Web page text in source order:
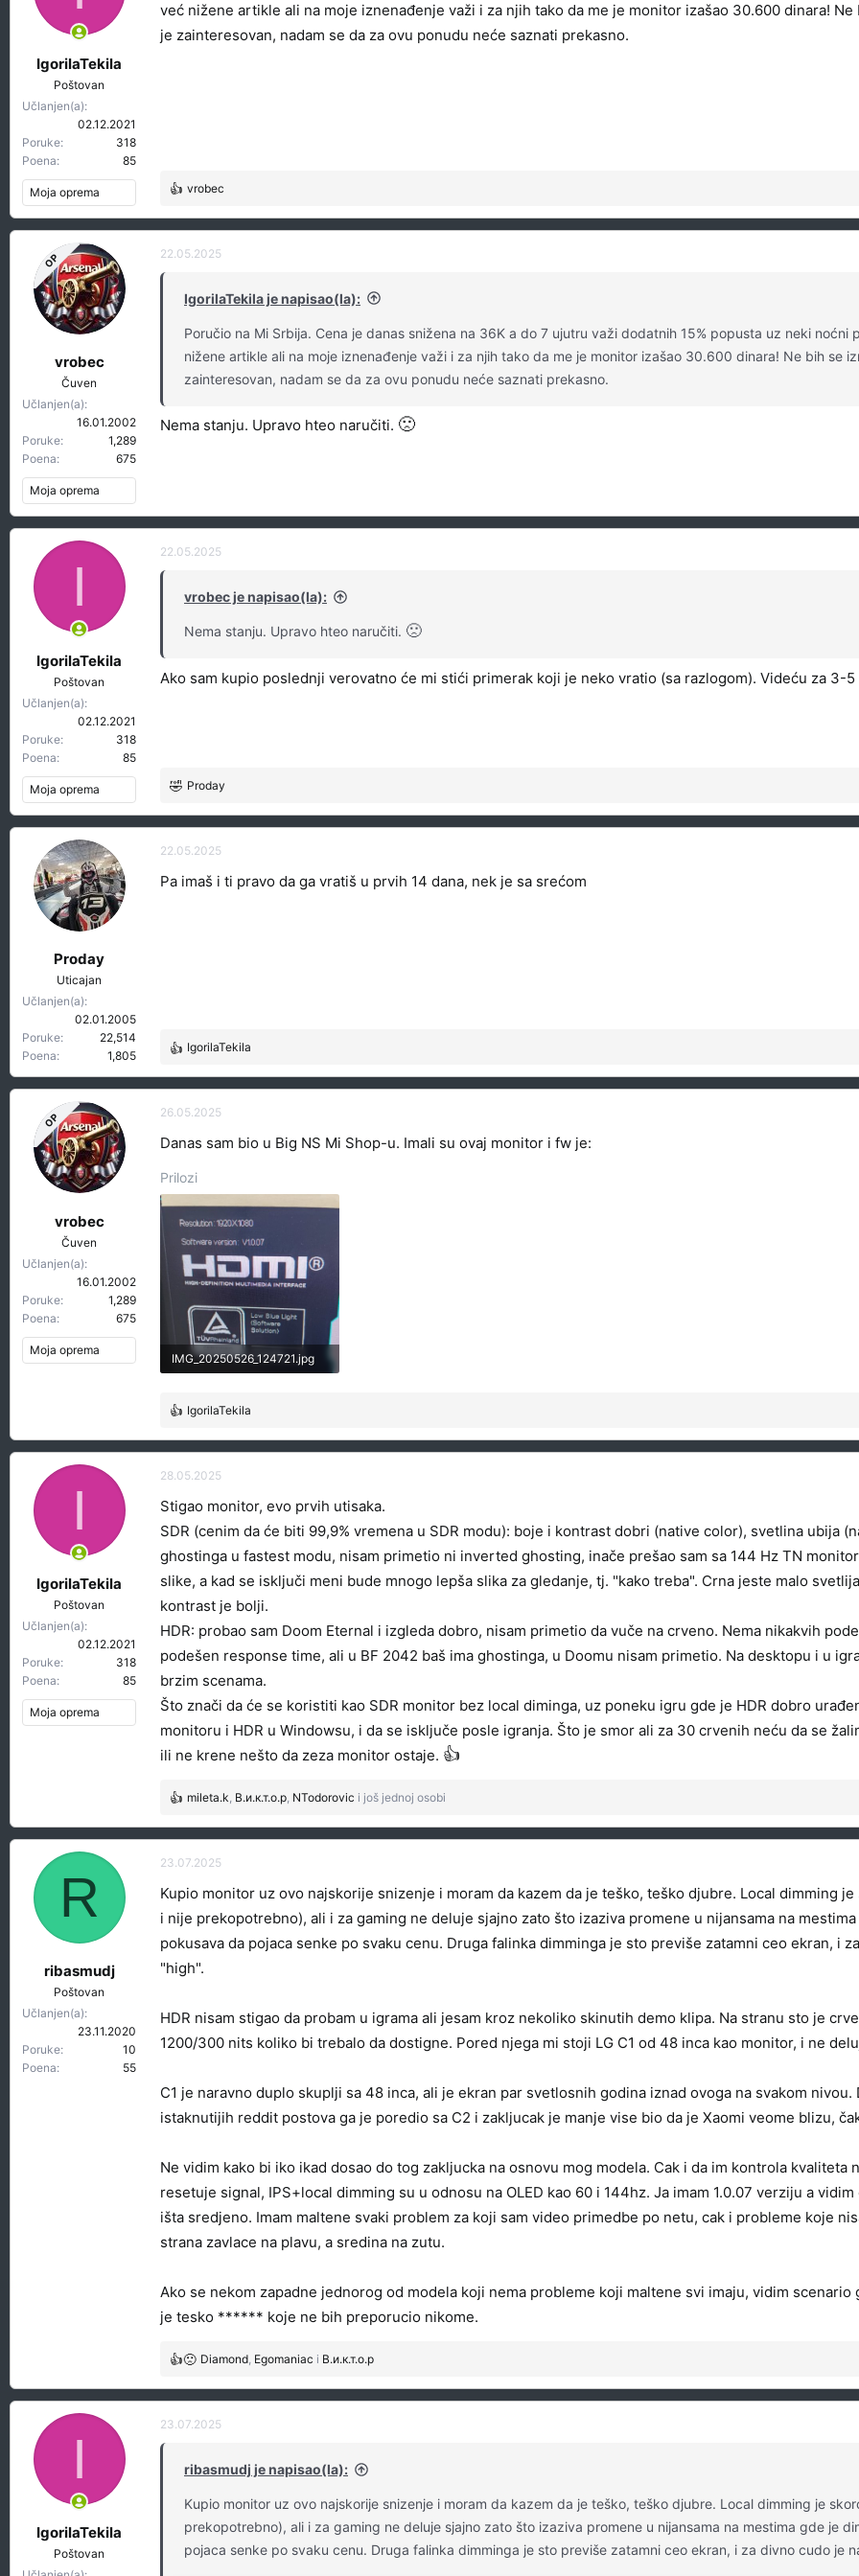
e
e
e
a
a
IgorilaTekila
Poštovan
Učlanjen(a)
02.12.2021
Poruke
318
Poena
85
Moja oprema
već nižene artikle ali na moje iznenađenje važi i za njih tako da me je monitor izašao 30.600 dinara!
je zainteresovan, nadam se da za ovu ponudu neće saznati prekasno.
R
a
g
vrobec
OP
vrobec
Čuven
Učlanjen(a)
16.01.2002
Poruke
1,289
Poena
675
Moja oprema
22.05.2025
IgorilaTekila je napisao(la):
Poručio na Mi Srbija. Cena je danas snižena na 36K a do 7 ujutru važi dodatnih 15% popusta uz neki
nižene artikle ali na moje iznenađenje važi i za njih tako da me je monitor izašao 30.600 dinara! Ne bih se
zainteresovan, nadam se da za ovu ponudu neće saznati prekasno.
Nema stanju. Upravo hteo naručiti. 🙁
I
IgorilaTekila
Poštovan
Učlanjen(a)
02.12.2021
Poruke
318
Poena
85
Moja oprema
22.05.2025
vrobec je napisao(la):
Nema stanju. Upravo hteo naručiti. 🙁
Ako sam kupio poslednji verovatno će mi stići primerak koji je neko vratio (sa razlogom). Videću za 3-5
R
a
g
v
Proday
Proday
Uticajan
Učlanjen(a)
02.01.2005
Poruke
22,514
Poena
1,805
22.05.2025
Pa imaš i ti pravo da ga vratiš u prvih 14 dana, nek je sa srećom
R
e
a
g
v
n
IgorilaTekila
OP
vrobec
Čuven
Učlanjen(a)
16.01.2002
Poruke
1,289
Poena
675
Moja oprema
26.05.2025
Danas sam bio u Big NS Mi Shop-u. Imali su ovaj monitor i fw je:
Prilozi
IMG_20250526_124721.jpg
R
a
g
v
a
j
a
IgorilaTekila
I
IgorilaTekila
Poštovan
Učlanjen(a)
02.12.2021
Poruke
318
Poena
85
Moja oprema
28.05.2025
Stigao monitor, evo prvih utisaka.
SDR (cenim da će biti 99,9% vremena u SDR modu): boje i kontrast dobri (native color), svetlina ubija
ghostinga u fastest modu, nisam primetio ni inverted ghosting, inače prešao sam sa 144 Hz TN
slike, a kad se isključi meni bude mnogo lepša slika za gledanje, tj. "kako treba". Crna jeste malo
kontrast je bolji.
HDR: probao sam Doom Eternal i izgleda dobro, nisam primetio da vuče na crveno. Nema nikakvih
podešen response time, ali u BF 2042 baš ima ghostinga, u Doomu nisam primetio. Na desktopu i u
brzim scenama.
Što znači da će se koristiti kao SDR monitor bez local diminga, uz poneku igru gde je HDR dobro
monitoru i HDR u Windowsu, i da se isključe posle igranja. Što je smor ali za 30 crvenih neću da se
ili ne krene nešto da zeza monitor ostaje. 👍
R
a
g
v
a
j
a
mileta.k В.и.к.т.о.р NTodorovic i još jednoj osobi
R
ribasmudj
Poštovan
Učlanjen(a)
23.11.2020
Poruke
10
Poena
55
23.07.2025
Kupio monitor uz ovo najskorije snizenje i moram da kazem da je teško, teško djubre. Local dimming
i nije prekopotrebno), ali i za gaming ne deluje sjajno zato što izaziva promene u nijansama na
pokusava da pojaca senke po svaku cenu. Druga falinka dimminga je sto previše zatamni ceo ekran, i
"high".
HDR nisam stigao da probam u igrama ali jesam kroz nekoliko skinutih demo klipa. Na stranu sto je
1200/300 nits koliko bi trebalo da dostigne. Pored njega mi stoji LG C1 od 48 inca kao monitor, i ne
C1 je naravno duplo skuplji sa 48 inca, ali je ekran par svetlosnih godina iznad ovoga na svakom
istaknutijih reddit postova ga je poredio sa C2 i zakljucak je manje vise bio da je Xaomi veome blizu,
Ne vidim kako bi iko ikad dosao do tog zakljucka na osnovu mog modela. Cak i da im kontrola
resetuje signal, IPS+local dimming su u odnosu na OLED kao 60 i 144hz. Ja imam 1.0.07 verziju a
išta sredjeno. Imam maltene svaki problem za koji sam video primedbe po netu, cak i probleme koje
strana zavlace na plavu, a sredina na zutu.
Ako se nekom zapadne jednorog od modela koji nema probleme koji maltene svi imaju, vidim
je tesko ****** koje ne bih preporucio nikome.
R
a
g
Diamond Egomaniac i В.и.к.т.о.р
I
IgorilaTekila
Poštovan
23.07.2025
ribasmudj je napisao(la):
Kupio monitor uz ovo najskorije snizenje i moram da kazem da je teško, teško djubre. Local dimming je
prekopotrebno), ali i za gaming ne deluje sjajno zato što izaziva promene u nijansama na mestima gde je
pojaca senke po svaku cenu. Druga falinka dimminga je sto previše zatamni ceo ekran, i za divno cudo je